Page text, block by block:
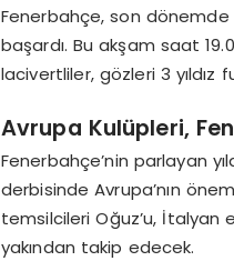
Fenerbahçe, son dönemde
başardı. Bu akşam saat
lacivertliler, gözleri 3 yıldız
Avrupa Kulüpleri,
Fenerbahçe’nin parlayan
derbisinde Avrupa’nın
temsilcileri Oğuz’u, İtalyan
yakından takip edecek.